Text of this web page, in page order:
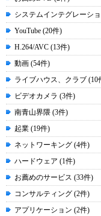
システムインテグレーシ
YouTube (20件)
H.264/AVC (13件)
動画 (54件)
ライブハウス、クラブ (10
ビデオカメラ (3件)
南青山界隈 (3件)
起業 (19件)
ネットワーキング (4件)
ハードウェア (1件)
お薦めのサービス (33件)
コンサルティング (2件)
アプリケーション (2件)